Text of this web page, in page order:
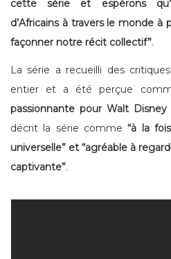
cette série et espérons
d’Africains à travers le monde
façonner notre récit collectif”.
La série a recueilli des
entier et a été perçue
passionnante pour Walt Disney
décrit la série comme“à la
universelle” et “agréable à
captivante”.